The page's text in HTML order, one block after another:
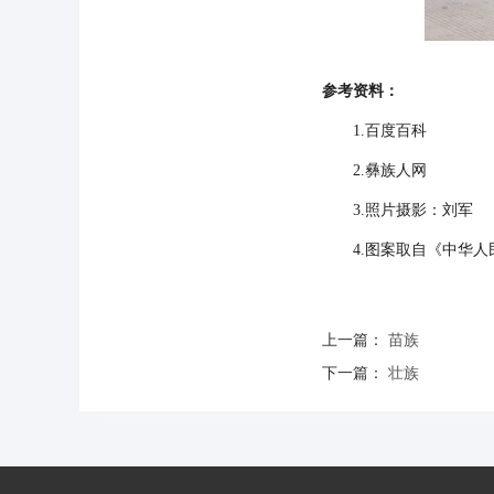
参考资料：
1.百度百科
2.彝族人网
3.照片摄影：刘军
4.图案取自《中华人民
上一篇： 苗族
下一篇： 壮族